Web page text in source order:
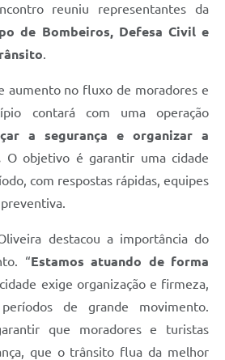
reuniu representantes da
de Bombeiros, Defesa Civil e
.
aumento no fluxo de moradores e
contará com uma operação
a segurança e organizar a
O objetivo é garantir uma cidade
com respostas rápidas, equipes
destacou a importância do
“Estamos atuando de forma
exige organização e firmeza,
de grande movimento.
que moradores e turistas
que o trânsito flua da melhor